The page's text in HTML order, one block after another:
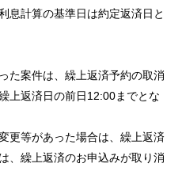
息計算の基準日は約定返済日と
た案件は、繰上返済予約の取消
上返済日の前日12:00までとな
更等があった場合は、繰上返済
、繰上返済のお申込みが取り消